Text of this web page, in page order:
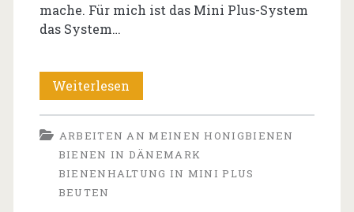
mache. Für mich ist das Mini Plus-System
das System…
Weiterlesen
neue
Mini
Plus
ARBEITEN AN MEINEN HONIGBIENEN
BIENEN IN DÄNEMARK
BIENENHALTUNG IN MINI PLUS
BEUTEN